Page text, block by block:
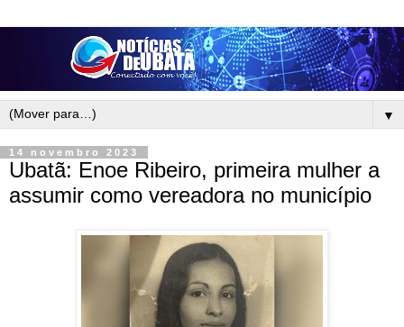
▼
14 novembro 2023
Ubatã: Enoe Ribeiro, primeira mulher a
assumir como vereadora no município